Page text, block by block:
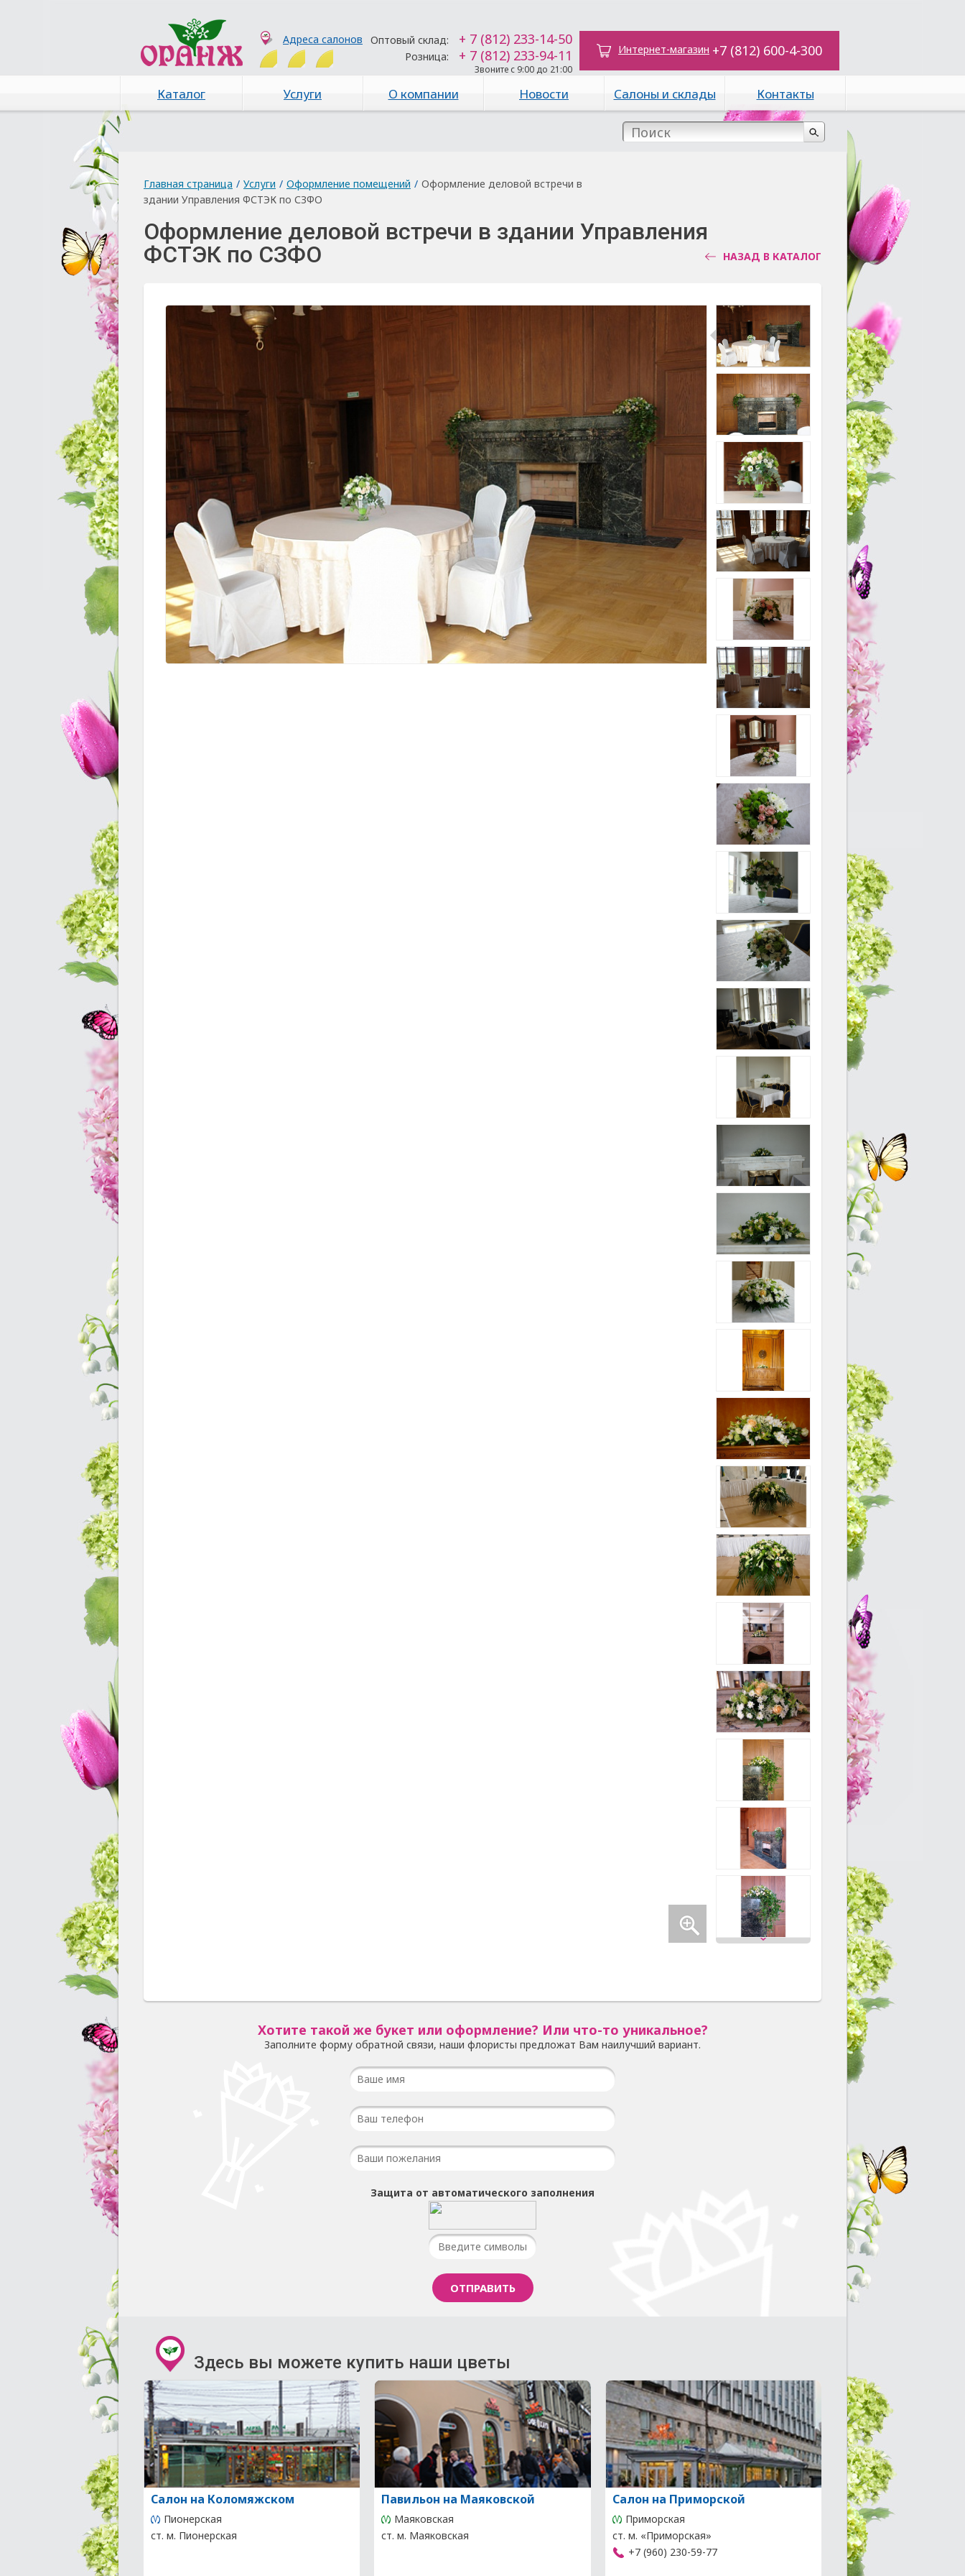
Адреса салонов Оптовый склад: + 7 (812) 233-14-50
Розница: + 7 (812) 233-94-11
Звоните с 9:00 до 21:00
Интернет-магазин +7 (812) 600-4-300
Каталог Услуги О компании Новости Салоны и склады Контакты
Главная страница / Услуги / Оформление помещений / Оформление деловой встречи в
здании Управления ФСТЭК по СЗФО
Оформление деловой встречи в здании Управления
ФСТЭК по СЗФО
НАЗАД В КАТАЛОГ
Хотите такой же букет или оформление? Или что-то уникальное?
Заполните форму обратной связи, наши флористы предложат Вам наилучший вариант.
Защита от автоматического заполнения
Здесь вы можете купить наши цветы
Салон на Коломяжском
Пионерская
ст. м. Пионерская
Павильон на Маяковской
Маяковская
ст. м. Маяковская
Салон на Приморской
Приморская
ст. м. «Приморская»
+7 (960) 230-59-77